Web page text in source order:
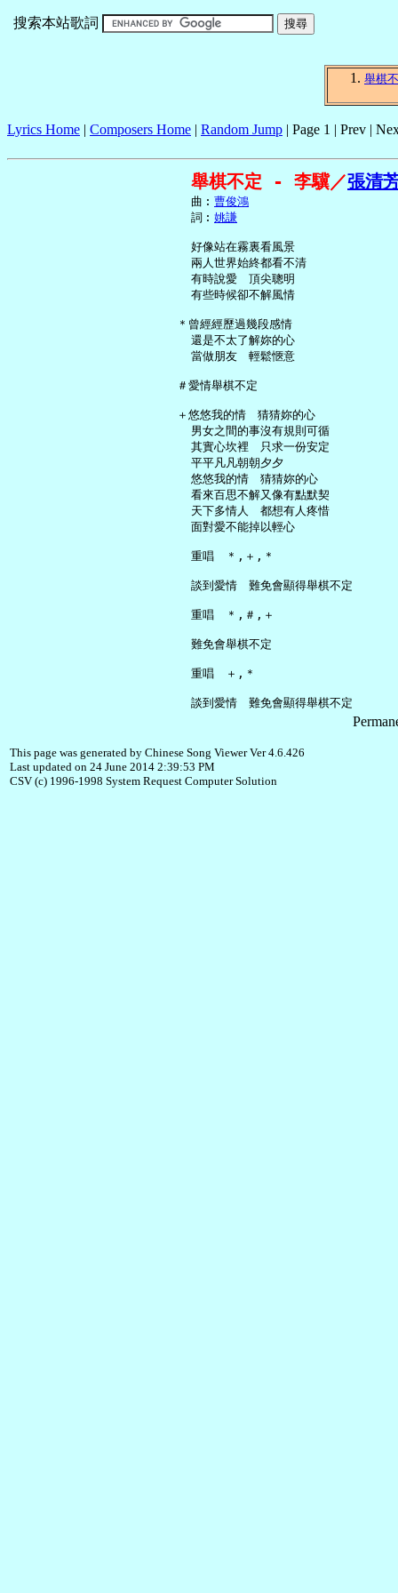
搜索本站歌詞
舉棋
Lyrics Home | Composers Home | Random Jump | Page 1 | Prev |
舉棋不定 - 李驥／張清
     曲︰
曹俊鴻
     詞︰
姚謙
     好像站在霧裏看風景
     兩人世界始終都看不清
     有時說愛　頂尖聰明
     有些時候卻不解風情
   ＊曾經經歷過幾段感情
     還是不太了解妳的心
     當做朋友　輕鬆愜意
   ＃愛情舉棋不定
   ＋悠悠我的情　猜猜妳的心
     男女之間的事沒有規則可循
     其實心坎裡　只求一份安定
     平平凡凡朝朝夕夕
     悠悠我的情　猜猜妳的心
     看來百思不解又像有點默契
     天下多情人　都想有人疼惜
     面對愛不能掉以輕心
     重唱　＊,＋,＊
     談到愛情　難免會顯得舉棋不定
     重唱　＊,＃,＋
     難免會舉棋不定
     重唱　＋,＊
This page was generated by Chinese Song Viewer Ver 4.6.426
Last updated on 24 June 2014 2:39:53 PM
CSV (c) 1996-1998 System Request Computer Solution